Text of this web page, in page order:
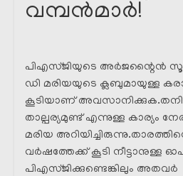
വമ്പൻമാർ!
പിഎസ്ജിയുടെ അർജന്റൈൻ
ഡി മരിയയുടെ ക്ലബുമായുള്ള
കൂടിയാണ്
താല്പര്യമുണ്ട് എന്നുള്ള കാര്യം
മരിയ
വർഷത്തേക്ക് കൂടി നീട്ടാനുള്ള
പിഎസ്ജിക്കുണ്ടെങ്കിലും അതവർ